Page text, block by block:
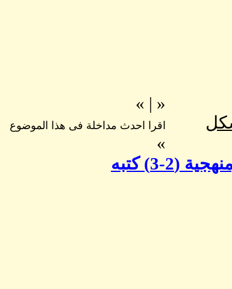
«
|
»
اقرا احدث مداخلة فى هذا الموضوع
»
دراسة التمكين السياسي في السودان: إشكالات نظرية ومنهجية (2-3) كتبه